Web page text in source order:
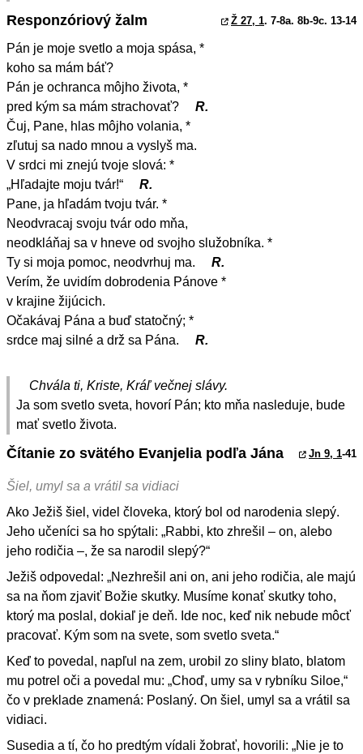
Responzóriový žalm Ž 27, 1. 7-8a. 8b-9c. 13-14
Pán je moje svetlo a moja spása, *
koho sa mám báť?
Pán je ochranca môjho života, *
pred kým sa mám strachovať?
R.
Čuj, Pane, hlas môjho volania, *
zľutuj sa nado mnou a vyslyš ma.
V srdci mi znejú tvoje slová: *
„Hľadajte moju tvár!“
R.
Pane, ja hľadám tvoju tvár. *
Neodvracaj svoju tvár odo mňa,
neodkláňaj sa v hneve od svojho služobníka. *
Ty si moja pomoc, neodvrhuj ma.
R.
Verím, že uvidím dobrodenia Pánove *
v krajine žijúcich.
Očakávaj Pána a buď statočný; *
srdce maj silné a drž sa Pána.
R.
Chvála ti, Kriste, Kráľ večnej slávy.
Ja som svetlo sveta, hovorí Pán; kto mňa nasleduje, bude
mať svetlo života.
Čítanie zo svätého Evanjelia podľa Jána Jn 9, 1-41
Šiel, umyl sa a vrátil sa vidiaci
Ako Ježiš šiel, videl človeka, ktorý bol od narodenia slepý.
Jeho učeníci sa ho spýtali: „Rabbi, kto zhrešil – on, alebo
jeho rodičia –, že sa narodil slepý?“
Ježiš odpovedal: „Nezhrešil ani on, ani jeho rodičia, ale majú
sa na ňom zjaviť Božie skutky. Musíme konať skutky toho,
ktorý ma poslal, dokiaľ je deň. Ide noc, keď nik nebude môcť
pracovať. Kým som na svete, som svetlo sveta.“
Keď to povedal, napľul na zem, urobil zo sliny blato, blatom
mu potrel oči a povedal mu: „Choď, umy sa v rybníku Siloe,“
čo v preklade znamená: Poslaný. On šiel, umyl sa a vrátil sa
vidiaci.
Susedia a tí, čo ho predtým vídali žobrať, hovorili: „Nie je to